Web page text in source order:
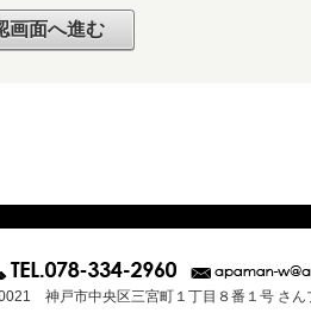
神戸市中央区三宮町１丁目８番１号 さん